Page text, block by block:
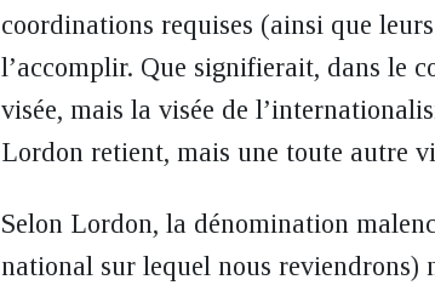
coordinations requises (ainsi que
l’accomplir. Que signifierait, dans le
visée, mais la visée de
Lordon retient, mais une toute autre
Selon Lordon, la dénomination
national sur lequel nous reviendrons)